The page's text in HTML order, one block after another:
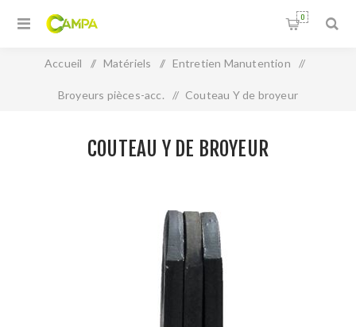
0
Accueil / Matériels / Entretien Manutention /
Broyeurs pièces-acc. / Couteau Y de broyeur
COUTEAU Y DE BROYEUR